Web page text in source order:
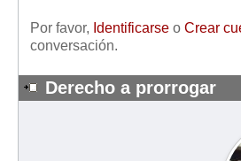
Por favor, Identificarse o Crear
conversación.
Derecho a prorrogar